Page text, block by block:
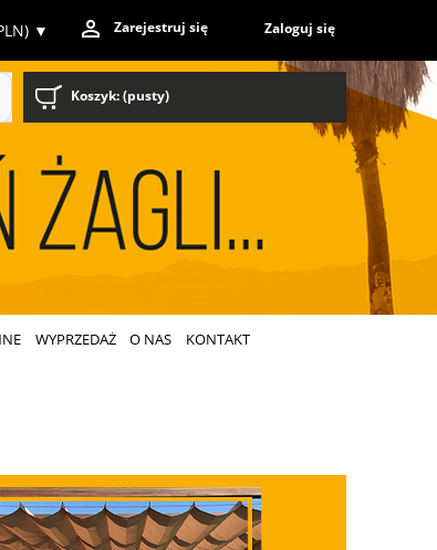
Zarejestruj się Zaloguj się
▼
Koszyk:(pusty)
WYPRZEDAŻ O NAS KONTAKT